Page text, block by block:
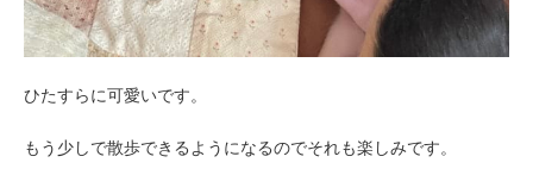
ひたすらに可愛いです。
もう少しで散歩できるようになるのでそれも楽しみです。